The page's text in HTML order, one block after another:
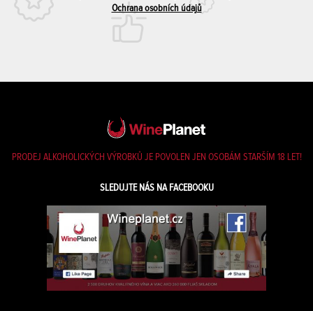
Ochrana osobních údajů
PRODEJ ALKOHOLICKÝCH VÝROBKŮ JE POVOLEN JEN OSOBÁM STARŠÍM 18 LET!
SLEDUJTE NÁS NA FACEBOOKU